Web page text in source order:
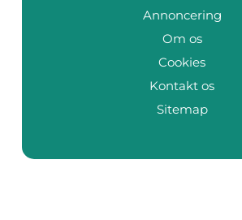
Annoncering
Om os
Cookies
Kontakt os
Sitemap